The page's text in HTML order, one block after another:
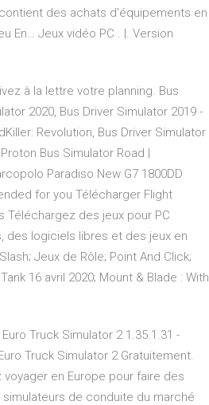
des achats d'équipements en
En… Jeux vidéo PC . |. Version
à la lettre votre planning. Bus
2020, Bus Driver Simulator 2019 -
Revolution, Bus Driver Simulator
Bus Simulator Road |
Paradiso New G7 1800DD
for you Télécharger Flight
Téléchargez des jeux pour PC
des logiciels libres et des jeux en
Jeux de Rôle; Point And Click;
16 avril 2020; Mount & Blade : With
Truck Simulator 2 1.35.1.31 -
Truck Simulator 2 Gratuitement.
en Europe pour faire des
de conduite du marché